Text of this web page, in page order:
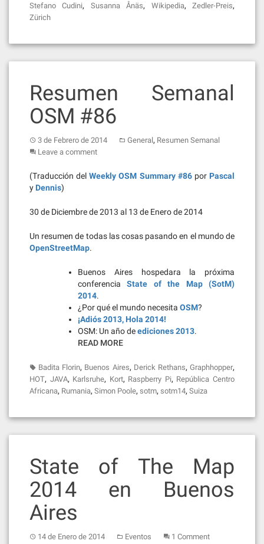
Stefano Cudini, Susanna Ånäs, Wikipedia,Zedler-Preis,
Zürich
Resumen Semanal
OSM #86
3 de Febrero de 2014 General, Resumen Semanal
Leave a comment
(Traducción delWeekly OSM Summary #86por Pascal
y Dennis)
30 de Diciembre de 2013 al 13 de Enero de 2014
Un resumen de todas las cosas pasando en el mundo de
OpenStreetMap.
Buenos Aires hospedara la próxima
conferenciaState of the Map (SotM)
2014.
¿Por qué el mundo necesita OSM?
¡Adiós 2013, Hola 2014!
OSM: Un año deediciones 2013.
READ MORE
Badita Florin, Buenos Aires, Derick Rethans,Graphhopper,
HOT, JAVA, Karlsruhe, Kort, Raspberry Pi, República Centro
Africana, Rumania, Simon Poole, sotm, sotm14, Suiza
State of The Map
2014 en Buenos
Aires
14 de Enero de 2014 Eventos 1 Comment